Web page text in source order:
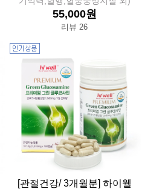
55,000원
리뷰 26
[관절건강/ 3개월분] 하이웰